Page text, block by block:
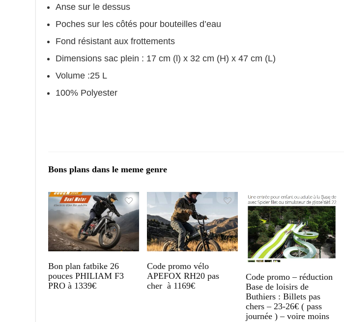
Anse sur le dessus
Poches sur les côtés pour bouteilles d’eau
Fond résistant aux frottements
Dimensions sac plein : 17 cm (l) x 32 cm (H) x 47 cm (L)
Volume :25 L
100% Polyester
Bons plans dans le meme genre
Bon plan fatbike 26
pouces PHILIAM F3
PRO à 1339€
Code promo vélo
APEFOX RH20 pas
cher à 1169€
Code promo – réduction
Base de loisirs de
Buthiers : Billets pas
chers – 23-26€ ( pass
journée ) – voire moins